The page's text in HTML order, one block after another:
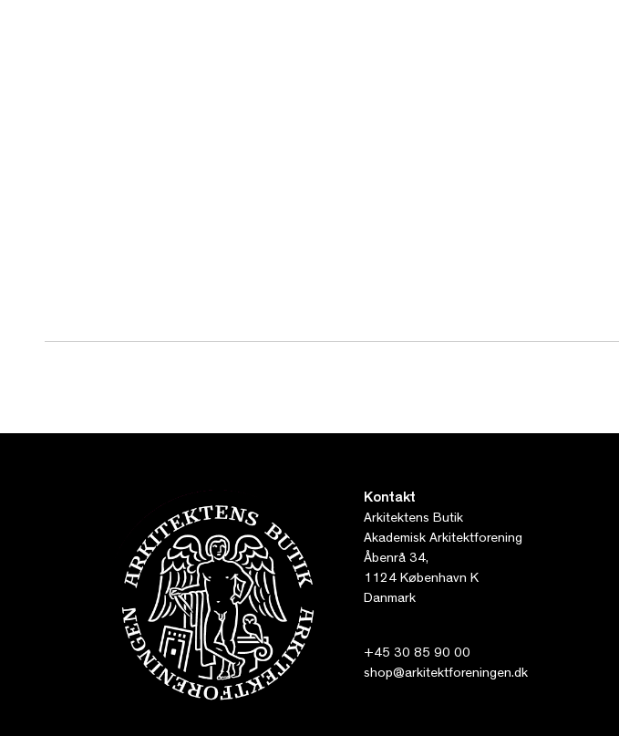
Kontakt
Arkitektens Butik
Akademisk Arkitektforening
Åbenrå 34,
1124 København K
Danmark
+45 30 85 90 00
shop@arkitektforeningen.dk